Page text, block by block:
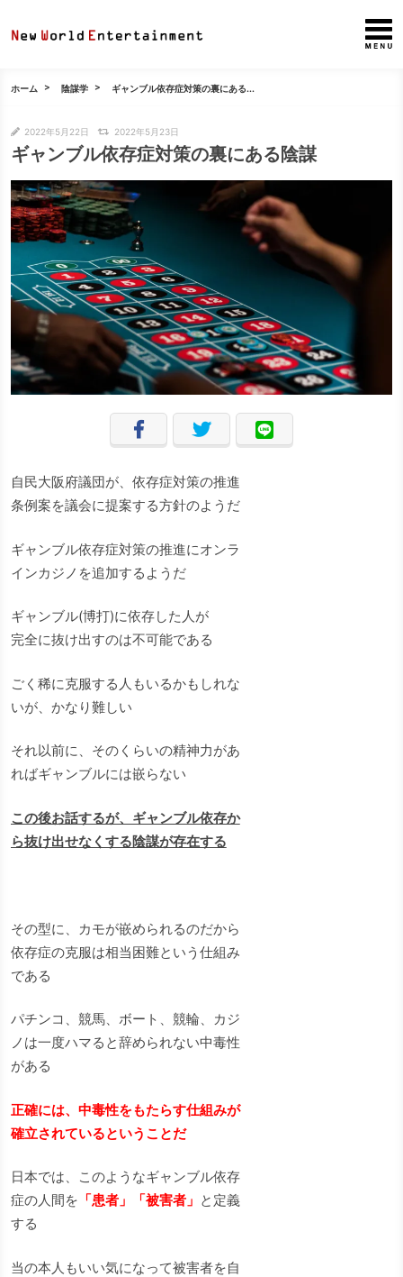
ホーム 陰謀学 ギャンブル依存症対策の裏にある...
2022年5月22日 2022年5月23日
ギャンブル依存症対策の裏にある陰謀
自民大阪府議団が、依存症対策の推進
条例案を議会に提案する方針のようだ
ギャンブル依存症対策の推進にオンラ
インカジノを追加するようだ
ギャンブル(博打)に依存した人が
完全に抜け出すのは不可能である
ごく稀に克服する人もいるかもしれな
いが、かなり難しい
それ以前に、そのくらいの精神力があ
ればギャンブルには嵌らない
この後お話するが、ギャンブル依存か
ら抜け出せなくする陰謀が存在する
その型に、カモが嵌められるのだから
依存症の克服は相当困難という仕組み
である
パチンコ、競馬、ボート、競輪、カジ
ノは一度ハマると辞められない中毒性
がある
正確には、中毒性をもたらす仕組みが
確立されているということだ
日本では、このようなギャンブル依存
症の人間を 「患者」「被害者」 と定義
する
当の本人もいい気になって被害者を自